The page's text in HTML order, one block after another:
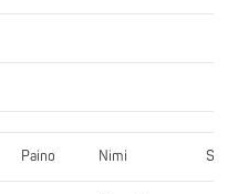
Paino Nimi